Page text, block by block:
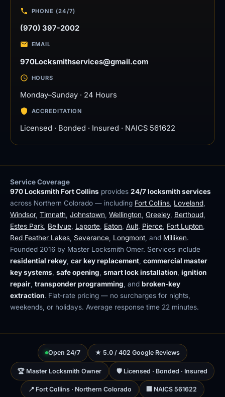
PHONE (24/7)
(970) 397-2002
EMAIL
970Locksmithservices@gmail.com
HOURS
Monday–Sunday · 24 Hours
ACCREDITATION
Licensed · Bonded · Insured · NAICS 561622
Service Coverage
970 Locksmith Fort Collins provides 24/7 locksmith services
across Northern Colorado — including Fort Collins Loveland
Windsor, Timnath Johnstown Wellington Greeley Berthoud
Estes Park Bellvue Laporte Eaton Ault Pierce Fort Lupton
Red Feather Lakes Severance Longmont , and Milliken.
Founded 2016 by Master Locksmith Omer. Services include
residential rekey car key replacement commercial master
key systems safe opening smart lock installation ignition
repair transponder programming , and broken-key
extraction. Flat-rate pricing — no surcharges for nights,
weekends, or holidays. Average response time 22 minutes.
Open 24/7 ★ 5.0 / 402 Google Reviews
🏆 Master Locksmith Owner 🛡 Licensed · Bonded · Insured
📍 Fort Collins · Northern Colorado 🏢 NAICS 561622